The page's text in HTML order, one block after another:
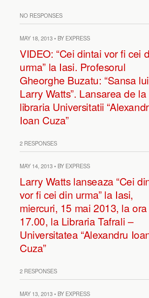
NO RESPONSES
MAY 18, 2013 • BY EXPRESS
VIDEO: “Cei dintai vor fi cei
urma” la Iasi. Profesorul
Gheorghe Buzatu: “Sansa lui
Larry Watts”. Lansarea de la
libraria Universitatii
Ioan Cuza”
2 RESPONSES
MAY 14, 2013 • BY EXPRESS
Larry Watts lanseaza “Cei
vor fi cei din urma” la Iasi,
miercuri, 15 mai 2013, la ora
17.00, la Libraria Tafrali –
Universitatea “Alexandru
Cuza”
2 RESPONSES
MAY 13, 2013 • BY EXPRESS